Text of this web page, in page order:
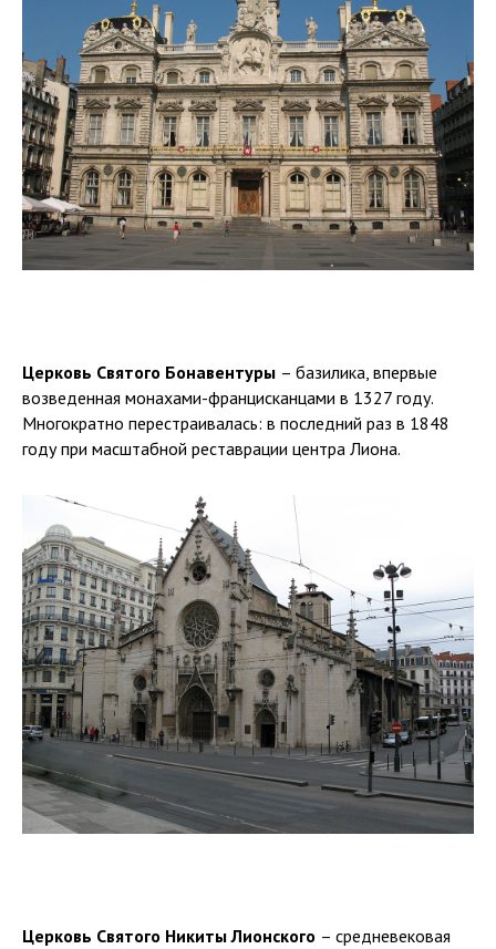
Церковь Святого Бонавентуры – базилика, впервые
возведенная монахами-францисканцами в 1327 году.
Многократно перестраивалась: в последний раз в 1848
году при масштабной реставрации центра Лиона.
Церковь Святого Никиты Лионского – средневековая